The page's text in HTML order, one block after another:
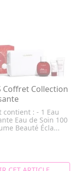
Coffret Collection
contient : - 1 Eau
Eau de Soin 100
Beauté Écla...